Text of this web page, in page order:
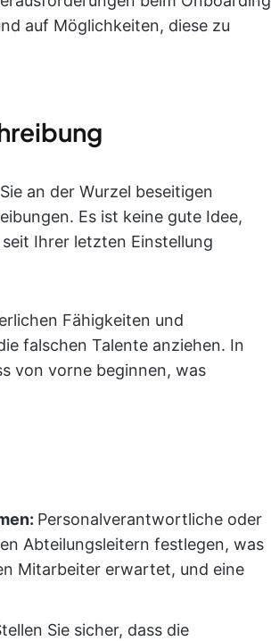
auf Möglichkeiten, diese zu
an der Wurzel beseitigen
Es ist keine gute Idee,
Ihrer letzten Einstellung
Fähigkeiten und
falschen Talente anziehen. In
von vorne beginnen, was
Personalverantwortliche oder
Abteilungsleitern festlegen, was
Mitarbeiter erwartet, und eine
Sie sicher, dass die